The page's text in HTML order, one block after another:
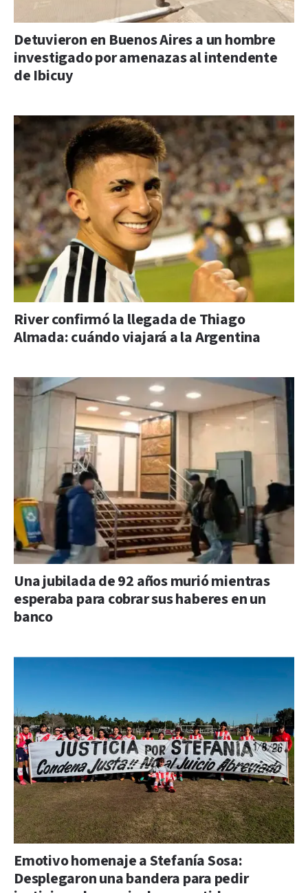
Detuvieron en Buenos Aires a un hombre
investigado por amenazas al intendente
de Ibicuy
River confirmó la llegada de Thiago
Almada: cuándo viajará a la Argentina
Una jubilada de 92 años murió mientras
esperaba para cobrar sus haberes en un
banco
Emotivo homenaje a Stefanía Sosa:
Desplegaron una bandera para pedir